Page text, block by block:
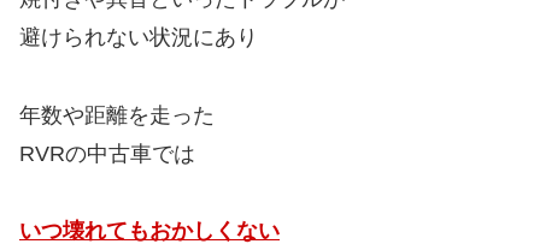
避けられない状況にあり
年数や距離を走った
RVRの中古車では
いつ壊れてもおかしくない